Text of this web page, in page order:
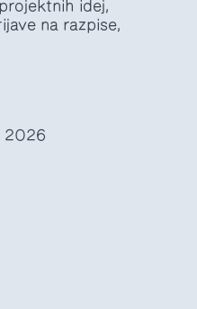
idej,
na razpise,
2026